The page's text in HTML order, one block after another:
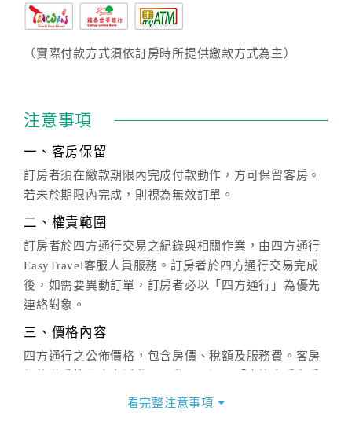
（實際付款方式須依訂房時所提供繳款方式為主）
注意事項
一、客房保留
訂房者須在繳款期限內完成付款動作，方可保留客房。
若未於期限內完成，則視為無效訂單。
二、權責範圍
訂房者於四方通行交易之紀錄與相關作業，由四方通行
EasyTravel客服人員服務。訂房者於四方通行交易完成
後，如需要異動訂單，訂房者必以「四方通行」為優先
連絡對象。
三、價格內容
四方通行之公佈價格，包含房價、稅額及服務費。客房
價」之當日價格為標準。
看完整注意事項